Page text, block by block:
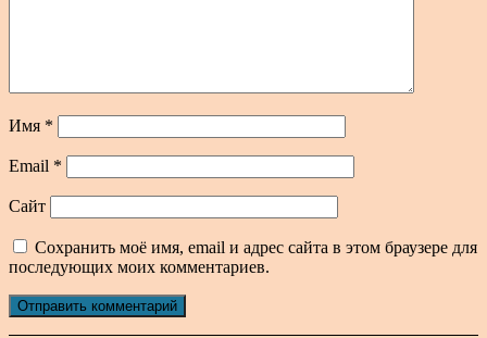
Имя *
Email *
Сайт
Сохранить моё имя, email и адрес сайта в этом браузере для
последующих моих комментариев.